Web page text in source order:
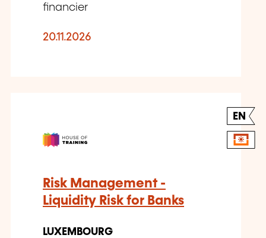
financier
20.11.2026
EN
Risk Management -
Liquidity Risk for Banks
LUXEMBOURG